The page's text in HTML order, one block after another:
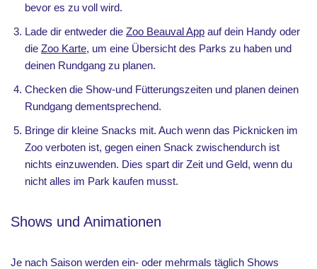
bevor es zu voll wird.
Lade dir entweder die Zoo Beauval App auf dein Handy oder
die Zoo Karte, um eine Übersicht des Parks zu haben und
deinen Rundgang zu planen.
Checken die Show-und Fütterungszeiten und planen deinen
Rundgang dementsprechend.
Bringe dir kleine Snacks mit. Auch wenn das Picknicken im
Zoo verboten ist, gegen einen Snack zwischendurch ist
nichts einzuwenden. Dies spart dir Zeit und Geld, wenn du
nicht alles im Park kaufen musst.
Shows und Animationen
Je nach Saison werden ein- oder mehrmals täglich Shows